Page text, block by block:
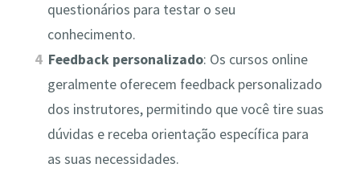
questionários para testar o seu
conhecimento.
Feedback personalizado: Os cursos online
geralmente oferecem feedback personalizado
dos instrutores, permitindo que você tire suas
dúvidas e receba orientação específica para
as suas necessidades.